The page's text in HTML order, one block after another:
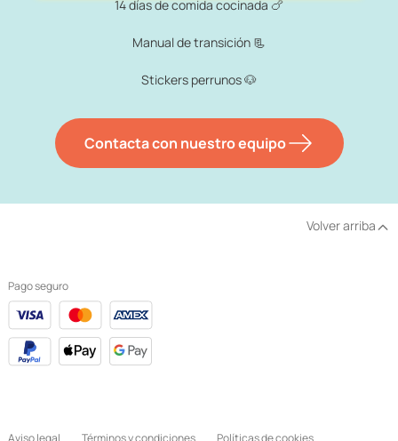
14 días de comida cocinada 🍗
Manual de transición 📃
Stickers perrunos 🐶
Contacta con nuestro equipo
Pago seguro
Volver arriba
Aviso legal Términos y condiciones Políticas de cookies